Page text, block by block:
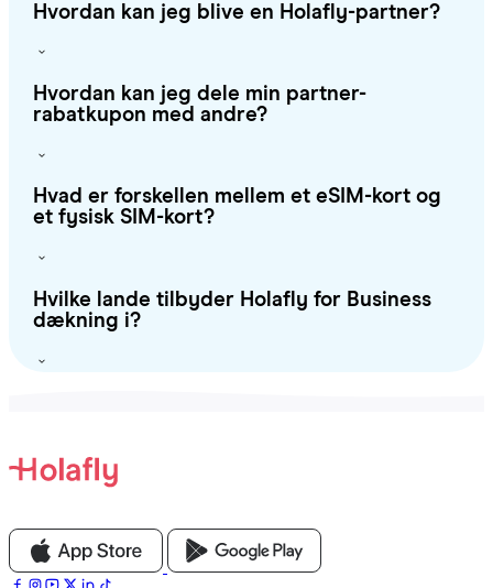
Hvordan kan jeg blive en Holafly-partner?
Hvordan kan jeg dele min partner-
rabatkupon med andre?
Hvad er forskellen mellem et eSIM-kort og
et fysisk SIM-kort?
Hvilke lande tilbyder Holafly for Business
dækning i?